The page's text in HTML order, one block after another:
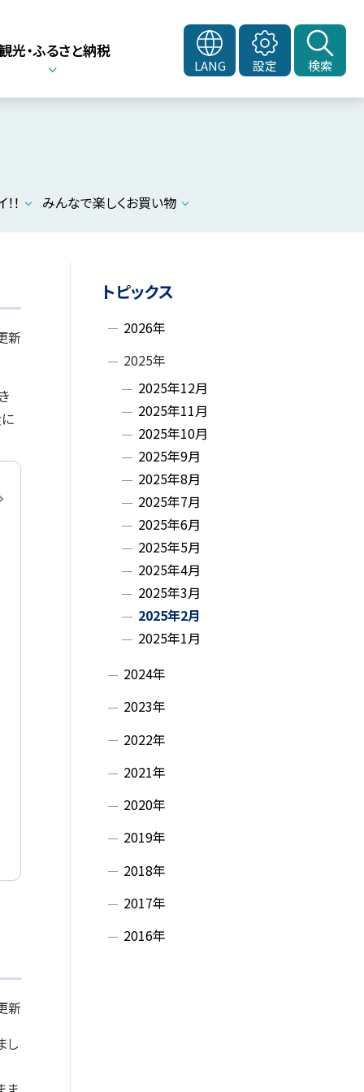
光・ふるさと納税
LANG 設定 検索
！ みんなで楽しくお買い物
新
次へ
新
し
トピックス
2026年
2025年
2025年12月
2025年11月
2025年10月
2025年9月
2025年8月
2025年7月
2025年6月
2025年5月
2025年4月
2025年3月
2025年2月
2025年1月
2024年
2023年
2022年
2021年
2020年
2019年
2018年
2017年
2016年